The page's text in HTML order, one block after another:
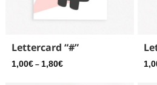
Lettercard “#”
1,00€ – 1,80€